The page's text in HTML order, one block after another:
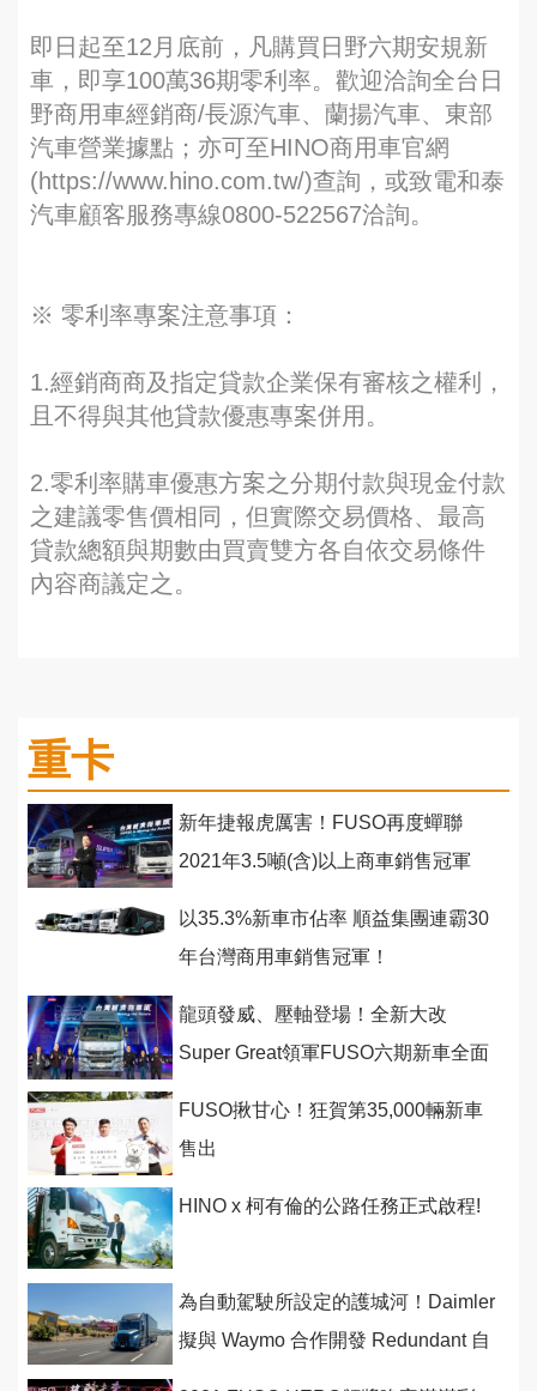
即日起至12月底前，凡購買日野六期安規新
車，即享100萬36期零利率。歡迎洽詢全台日
野商用車經銷商/長源汽車、蘭揚汽車、東部
汽車營業據點；亦可至HINO商用車官網
(https://www.hino.com.tw/)查詢，或致電和泰
汽車顧客服務專線0800-522567洽詢。
※ 零利率專案注意事項：
1.經銷商商及指定貸款企業保有審核之權利，
且不得與其他貸款優惠專案併用。
2.零利率購車優惠方案之分期付款與現金付款
之建議零售價相同，但實際交易價格、最高
貸款總額與期數由買賣雙方各自依交易條件
內容商議定之。
重卡
新年捷報虎厲害！FUSO再度蟬聯
2021年3.5噸(含)以上商車銷售冠軍
以35.3%新車市佔率 順益集團連霸30
年台灣商用車銷售冠軍！
龍頭發威、壓軸登場！全新大改
Super Great領軍FUSO六期新車全面
FUSO揪甘心！狂賀第35,000輛新車
售出
HINO x 柯有倫的公路任務正式啟程!
為自動駕駛所設定的護城河！Daimler
擬與 Waymo 合作開發 Redundant 自